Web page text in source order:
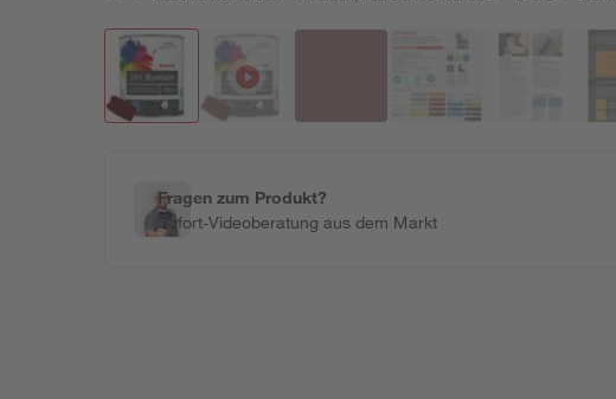
Fragen zum Produkt?
Sofort-Videoberatung aus dem Markt